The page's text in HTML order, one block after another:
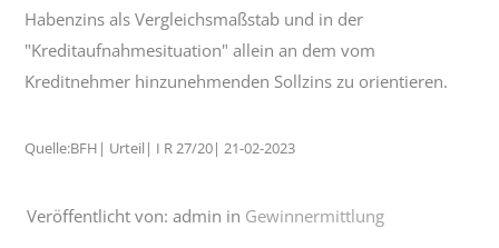
Habenzins als Vergleichsmaßstab und in der
"Kreditaufnahmesituation" allein an dem vom
Kreditnehmer hinzunehmenden Sollzins zu orientieren.
Quelle:BFH| Urteil| I R 27/20| 21-02-2023
Veröffentlicht von: admin in Gewinnermittlung